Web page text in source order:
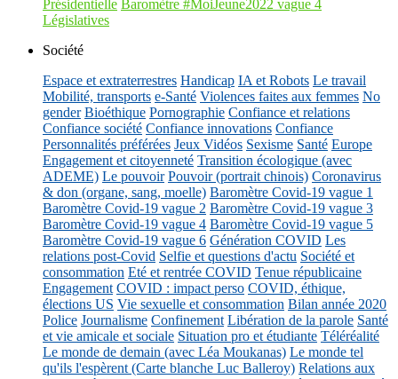
Présidentielle Baromètre #MoiJeune2022 vague 4
Législatives
Société
Espace et extraterrestres Handicap IA et Robots Le travail
Mobilité, transports e-Santé Violences faites aux femmes No
gender Bioéthique Pornographie Confiance et relations
Confiance société Confiance innovations Confiance
Personnalités préférées Jeux Vidéos Sexisme Santé Europe
Engagement et citoyenneté Transition écologique (avec
ADEME) Le pouvoir Pouvoir (portrait chinois) Coronavirus
& don (organe, sang, moelle) Baromètre Covid-19 vague 1
Baromètre Covid-19 vague 2 Baromètre Covid-19 vague 3
Baromètre Covid-19 vague 4 Baromètre Covid-19 vague 5
Baromètre Covid-19 vague 6 Génération COVID Les
relations post-Covid Selfie et questions d'actu Société et
consommation Eté et rentrée COVID Tenue républicaine
Engagement COVID : impact perso COVID, éthique,
élections US Vie sexuelle et consommation Bilan année 2020
Police Journalisme Confinement Libération de la parole Santé
et vie amicale et sociale Situation pro et étudiante Téléréalité
Le monde de demain (avec Léa Moukanas) Le monde tel
qu'ils l'espèrent (Carte blanche Luc Balleroy) Relations aux